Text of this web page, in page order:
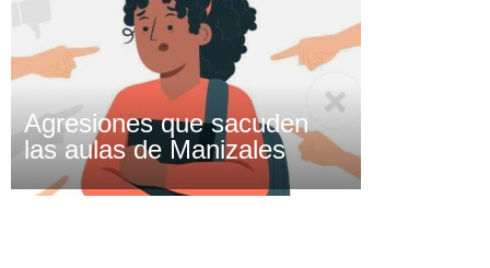
Agresiones que sacuden
las aulas de Manizales